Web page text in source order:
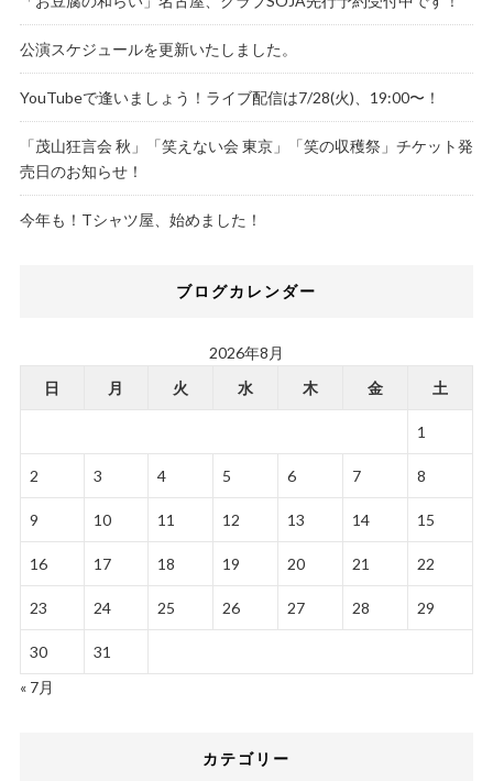
公演スケジュールを更新いたしました。
YouTubeで逢いましょう！ライブ配信は7/28(火)、19:00〜！
「茂山狂言会 秋」「笑えない会 東京」「笑の収穫祭」チケット発
売日のお知らせ！
今年も！Tシャツ屋、始めました！
ブログカレンダー
2026年8月
日
月 火 水 木 金 土
1
2 3 4 5 6 7 8
9 10 11 12 13 14 15
16 17 18 19 20 21 22
23 24 25 26 27 28 29
30
31
« 7月
カテゴリー